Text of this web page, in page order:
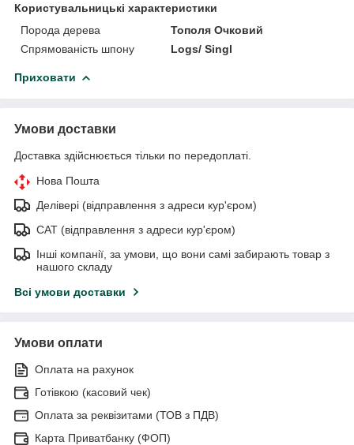
Користувальницькі характеристики
Порода дерева
Тополя Очковий
Спрямованість шпону
Logs/ Singl
Приховати
Умови доставки
Доставка здійснюється тільки по передоплаті.
Нова Пошта
Делівері (відправлення з адреси кур'єром)
САТ (відправлення з адреси кур'єром)
Інші компанії, за умови, що вони самі забирають товар з
нашого складу
Всі умови доставки
Умови оплати
Оплата на рахунок
Готівкою (касовий чек)
Оплата за реквізитами (ТОВ з ПДВ)
Карта Приватбанку (ФОП)